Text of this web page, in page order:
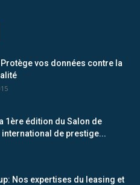
vos données contre la
1ère édition du Salon de
international de prestige...
Nos expertises du leasing et